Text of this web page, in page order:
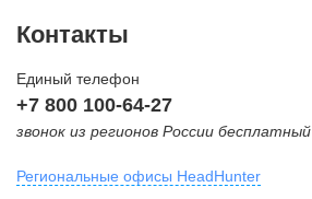
Контакты
Единый телефон
+7 800 100-64-27
звонок из регионов России бесплатный
Региональные офисы HeadHunter